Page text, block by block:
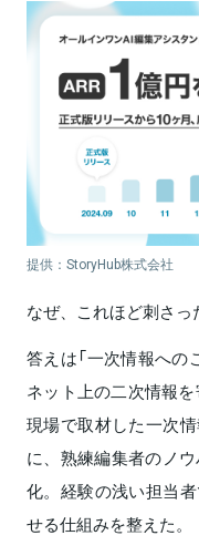
提供：StoryHub株式会社
なぜ、これほど刺さっ
答えは「一次情報への
ネット上の二次情報を
現場で取材した一次
に、熟練編集者のノウ
化。経験の浅い担当
せる仕組みを整えた。